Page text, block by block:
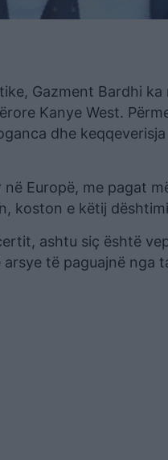
Gazment Bardhi
Kanye West.
dhe
Europë, me pagat
koston e këtij
ashtu siç është
të paguajnë nga